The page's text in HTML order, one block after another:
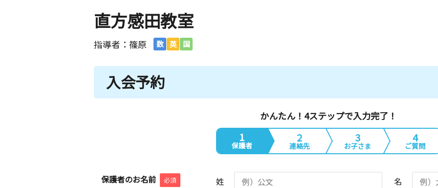
直方感田教室
指導者：篠原 数 英 国
入会予約
かんたん！4ステップで入力完了！
1
保護者
2
連絡先
3
お子さま
4
ご質問
保護者のお名前 必須 姓 名